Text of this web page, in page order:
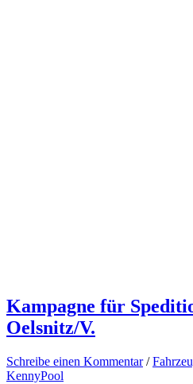
Kampagne für
Oelsnitz/V.
Schreibe einen Kommentar /
KennyPool